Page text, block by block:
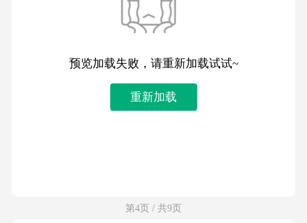
预览加载失败，请重新加载试试~
重新加载
第4页 / 共9页